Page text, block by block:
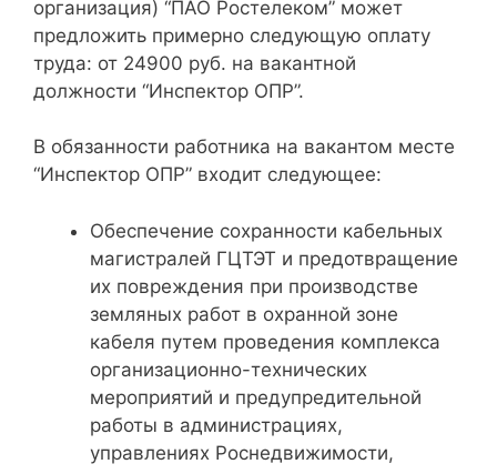
организация) “ПАО Ростелеком” может
предложить примерно следующую оплату
труда: от 24900 руб. на вакантной
должности “Инспектор ОПР”.
В обязанности работника на вакантом месте
“Инспектор ОПР” входит следующее:
Обеспечение сохранности кабельных
магистралей ГЦТЭТ и предотвращение
их повреждения при производстве
земляных работ в охранной зоне
кабеля путем проведения комплекса
организационно-технических
мероприятий и предупредительной
работы в администрациях,
управлениях Роснедвижимости,